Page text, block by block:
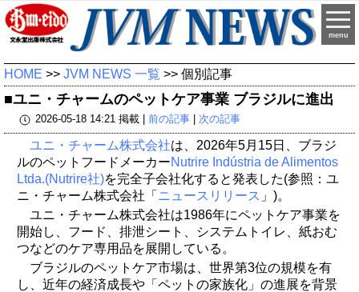
menu
HOME >> JVM NEWS 一覧 >> 個別記事
■ユニ・チャームのペットケア事業 ブラジルに進出
2026-05-18 14:21 掲載 | 前の記事| 次の記事
ユニ・チャーム株式会社は、2026年5月15日、ブラジ
ルのペットフードメーカーNutrire Indústria de Alimentos
Ltda.(Nutrire社)を完全子会社化すると発表した(参照：ユ
ニ・チャーム株式会社「 ニュースリリース 」)。
ユニ・チャーム株式会社は1986年にペットケア事業を
開始し、フード、排泄シート、システムトイレ、紙おむ
つなどのケア専用品を展開している。
ブラジルのペットケア市場は、世界第3位の規模を有
し、近年の経済成長や「ペットの家族化」の進展を背景